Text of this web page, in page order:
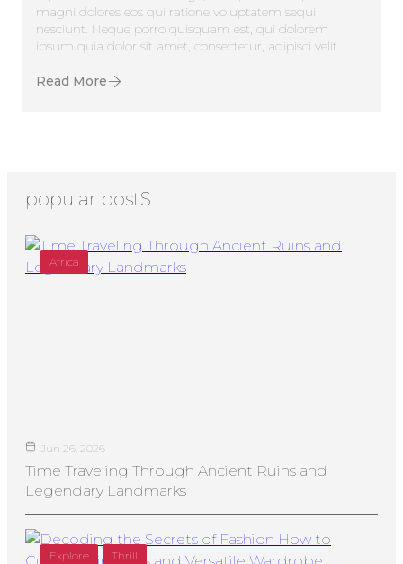
magni dolores eos qui ratione voluptatem sequi
nesciunt. Neque porro quisquam est, qui dolorem
ipsum quia dolor sit amet, consectetur, adipisci velit...
Read More
popular postS
Africa
Jun 26, 2026
Time Traveling Through Ancient Ruins and
Legendary Landmarks
Explore Thrill